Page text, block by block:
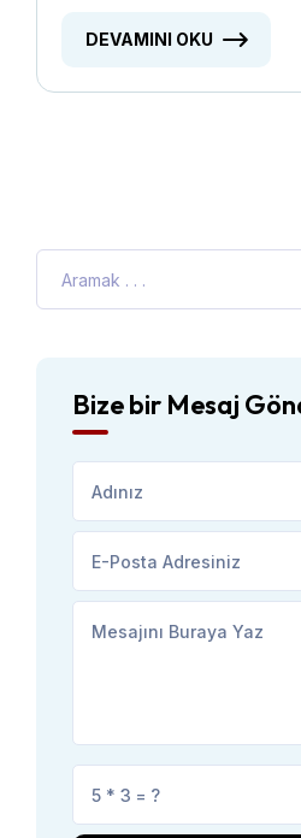
DEVAMINI OKU
Bize bir Mesaj